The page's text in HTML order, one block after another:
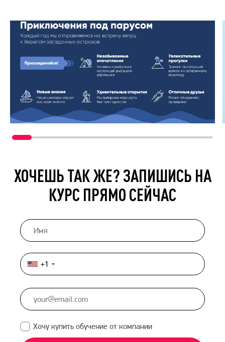
ХОЧЕШЬ ТАК ЖЕ? ЗАПИШИСЬ НА
КУРС ПРЯМО СЕЙЧАС
United
States
+1
+1
Хочу купить обучение от компании